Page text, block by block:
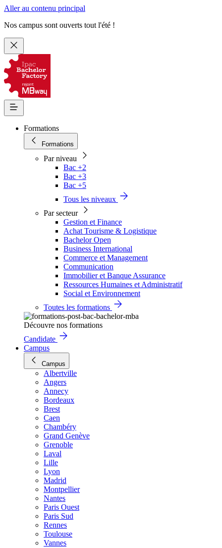
Aller au contenu principal
Nos campus sont ouverts tout l'été !
Formations
Formations
Par niveau
Bac +2
Bac +3
Bac +5
Tous les niveaux
Par secteur
Gestion et Finance
Achat Tourisme & Logistique
Bachelor Open
Business International
Commerce et Management
Communication
Immobilier et Banque Assurance
Ressources Humaines et Administratif
Social et Environnement
Toutes les formations
Découvre nos formations
Candidate
Campus
Campus
Albertville
Angers
Annecy
Bordeaux
Brest
Caen
Chambéry
Grand Genève
Grenoble
Laval
Lille
Lyon
Madrid
Montpellier
Nantes
Paris Ouest
Paris Sud
Rennes
Toulouse
Vannes